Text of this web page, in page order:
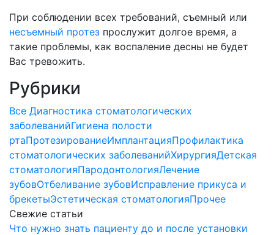
При соблюдении всех требований, съемный или
несъемный протез прослужит долгое время, а
такие проблемы, как воспаление десны не будет
Вас тревожить.
Рубрики
Все Диагностика стоматологических
заболеванийГигиена полости
ртаПротезированиеИмплантацияПрофилактика
стоматологических заболеванийХирургияДетская
стоматологияПародонтологияЛечение
зубовОтбеливание зубовИсправление прикуса и
брекетыЭстетическая стоматологияПрочее
Свежие статьи
Что нужно знать пациенту до и после установки